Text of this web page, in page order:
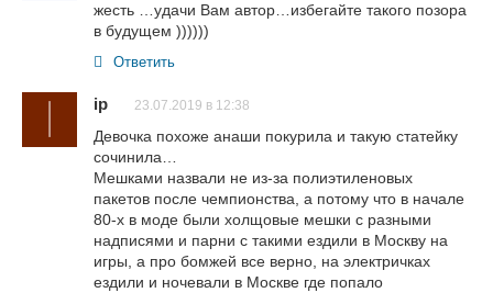
жесть …удачи Вам автор…избегайте такого позора
в будущем ))))))
Ответить
ip 23.07.2019 в 12:38
Девочка похоже анаши покурила и такую статейку
сочинила…
Мешками назвали не из-за полиэтиленовых
пакетов после чемпионства, а потому что в начале
80-х в моде были холщовые мешки с разными
надписями и парни с такими ездили в Москву на
игры, а про бомжей все верно, на электричках
ездили и ночевали в Москве где попало